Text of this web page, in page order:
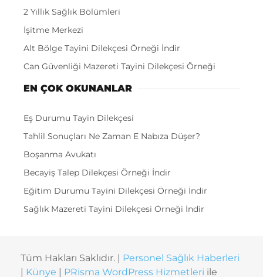
2 Yıllık Sağlık Bölümleri
İşitme Merkezi
Alt Bölge Tayini Dilekçesi Örneği İndir
Can Güvenliği Mazereti Tayini Dilekçesi Örneği
EN ÇOK OKUNANLAR
Eş Durumu Tayin Dilekçesi
Tahlil Sonuçları Ne Zaman E Nabıza Düşer?
Boşanma Avukatı
Becayiş Talep Dilekçesi Örneği İndir
Eğitim Durumu Tayini Dilekçesi Örneği İndir
Sağlık Mazereti Tayini Dilekçesi Örneği İndir
Tüm Hakları Saklıdır. | Personel Sağlık Haberleri
| Künye | PRisma WordPress Hizmetleri ile